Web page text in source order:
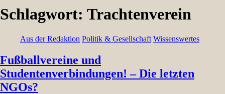
Schlagwort: Trachtenverein
Aus der Redaktion Politik & Gesellschaft Wissenswertes
Fußballvereine und
Studentenverbindungen! – Die letzten
NGOs?